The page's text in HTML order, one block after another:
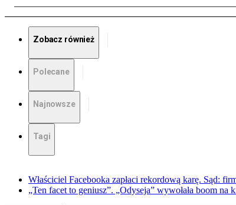
Zobacz również
Polecane
Najnowsze
Tagi
Właściciel Facebooka zapłaci rekordową karę. Sąd:
„Ten facet to geniusz”. „Odyseja” wywołała boom na